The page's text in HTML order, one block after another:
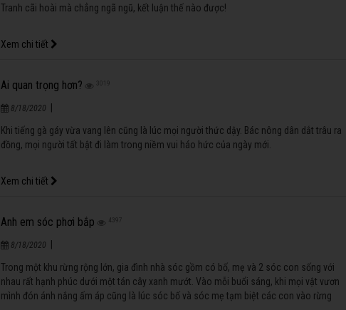
Tranh cãi hoài mà chẳng ngã ngũ, kết luận thế nào được!
Xem chi tiết
Ai quan trọng hơn? 3019
8/18/2020
Khi tiếng gà gáy vừa vang lên cũng là lúc mọi người thức dậy. Bác nông dân dắt trâu ra
đồng, mọi người tất bật đi làm trong niềm vui háo hức của ngày mới.
Xem chi tiết
Anh em sóc phơi bắp 4397
8/18/2020
Trong một khu rừng rộng lớn, gia đình nhà sóc gồm có bố, mẹ và 2 sóc con sống với
nhau rất hạnh phúc dưới một tán cây xanh mướt. Vào mỗi buổi sáng, khi mọi vật vươn
mình đón ánh nắng ấm áp cũng là lúc sóc bố và sóc mẹ tạm biệt các con vào rừng